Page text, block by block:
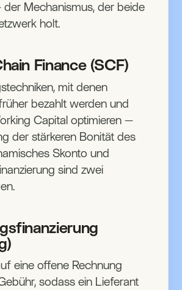
der Mechanismus, der beide
holt.
Finance (SCF)
mit denen
bezahlt werden und
Capital optimieren —
der stärkeren Bonität des
Skonto und
sind zwei
eine offene Rechnung
sodass ein Lieferant